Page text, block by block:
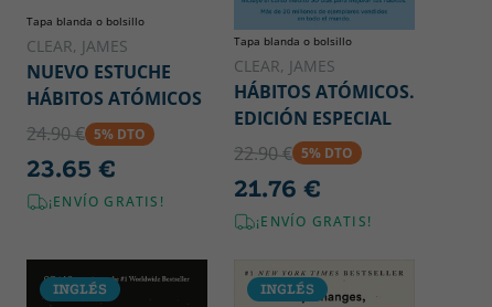
Tapa blanda o bolsillo
CLEAR, JAMES
NUEVO ESTUCHE
HÁBITOS ATÓMICOS
24.90 € 5% DTO
23.65 €
¡ENVÍO GRATIS!
Tapa blanda o bolsillo
CLEAR, JAMES
HÁBITOS ATÓMICOS.
EDICIÓN ESPECIAL
22.90 € 5% DTO
21.76 €
¡ENVÍO GRATIS!
INGLÉS INGLÉS